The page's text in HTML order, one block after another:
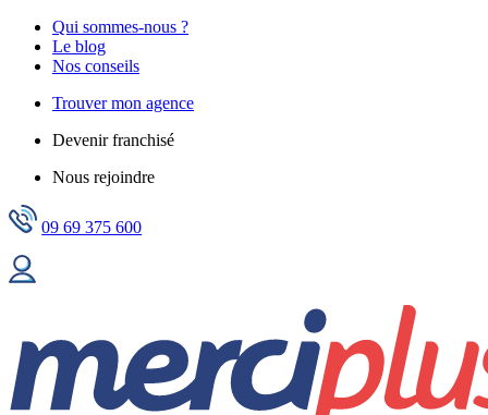
Qui sommes-nous ?
Le blog
Nos conseils
Trouver mon agence
Devenir franchisé
Nous rejoindre
09 69 375 600